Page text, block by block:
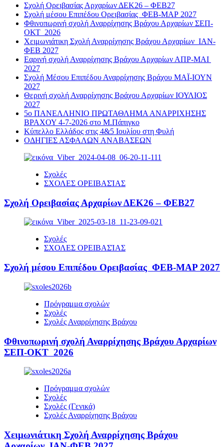
Σχολή Ορειβασίας Αρχαρίων ΔΕΚ26 – ΦΕΒ27
Σχολή μέσου Επιπέδου Ορειβασίας ΦΕΒ-ΜΑΡ 2027
Φθινοπωρινή σχολή Αναρρίχησης Βράχου Αρχαρίων ΣΕΠ-
ΟΚΤ 2026
Χειμωνιάτικη Σχολή Αναρρίχησης Βράχου Αρχαρίων ΙΑΝ-
ΦΕΒ 2027
Εαρινή σχολή Αναρρίχησης Βράχου Αρχαρίων ΑΠΡ-ΜΑΙ
2027
Σχολή Μέσου Επιπέδου Αναρρίχησης Βράχου ΜΑΪ-ΙΟΥΝ
2027
Θερινή σχολή Αναρρίχησης Βράχου Αρχαρίων ΙΟΥΛΙΟΣ
2027
5ο ΠΑΝΕΛΛΗΝΙΟ ΠΡΩΤΑΘΛΗΜΑ ΑΝΑΡΡΙΧΗΣΗΣ
ΒΡΑΧΟΥ 4-7-2026 στο Μ.Πάπιγκο
Κύπελλο Ελλάδος στις 4&5 Ιουλίου στη Φυλή
ΟΔΗΓΙΕΣ ΑΣΦΑΛΩΝ ΑΝΑΒΑΣΕΩΝ
Σχολές
ΣΧΟΛΕΣ ΟΡΕΙΒΑΣΊΑΣ
Σχολή Ορειβασίας Αρχαρίων ΔΕΚ26 – ΦΕΒ27
Σχολές
ΣΧΟΛΕΣ ΟΡΕΙΒΑΣΊΑΣ
Σχολή μέσου Επιπέδου Ορειβασίας ΦΕΒ-ΜΑΡ 2027
Πρόγραμμα σχολών
Σχολές
Σχολές Αναρρίχησης Βράχου
Φθινοπωρινή σχολή Αναρρίχησης Βράχου Αρχαρίων
ΣΕΠ-ΟΚΤ 2026
Πρόγραμμα σχολών
Σχολές
Σχολές (Γενικά)
Σχολές Αναρρίχησης Βράχου
Χειμωνιάτικη Σχολή Αναρρίχησης Βράχου